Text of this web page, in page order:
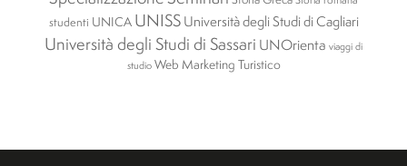
studenti UNICA UNISS Università degli Studi di Cagliari
Università degli Studi di Sassari UNOrienta viaggi di
studio Web Marketing Turistico